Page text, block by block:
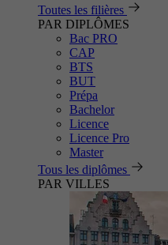
Toutes les filières
PAR DIPLÔMES
Bac PRO
CAP
BTS
BUT
Prépa
Bachelor
Licence
Licence Pro
Master
Tous les diplômes
PAR VILLES